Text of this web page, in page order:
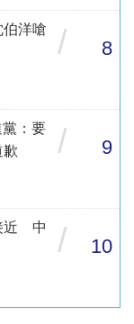
洋嗆
/ 8
：要
歉
/ 9
近 中
/ 10